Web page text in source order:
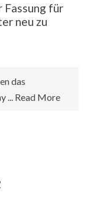
Fassung für
neu zu
das
... Read More